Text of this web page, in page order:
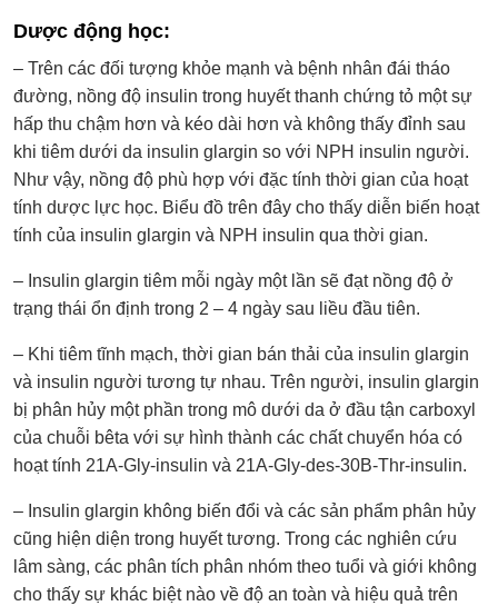
Dược động học:
– Trên các đối tượng khỏe mạnh và bệnh nhân đái tháo
đường, nồng độ insulin trong huyết thanh chứng tỏ một sự
hấp thu chậm hơn và kéo dài hơn và không thấy đỉnh sau
khi tiêm dưới da insulin glargin so với NPH insulin người.
Như vậy, nồng độ phù hợp với đặc tính thời gian của hoạt
tính dược lực học. Biểu đồ trên đây cho thấy diễn biến hoạt
tính của insulin glargin và NPH insulin qua thời gian.
– Insulin glargin tiêm mỗi ngày một lần sẽ đạt nồng độ ở
trạng thái ổn định trong 2 – 4 ngày sau liều đầu tiên.
– Khi tiêm tĩnh mạch, thời gian bán thải của insulin glargin
và insulin người tương tự nhau. Trên người, insulin glargin
bị phân hủy một phần trong mô dưới da ở đầu tận carboxyl
của chuỗi bêta với sự hình thành các chất chuyển hóa có
hoạt tính 21A-Gly-insulin và 21A-Gly-des-30B-Thr-insulin.
– Insulin glargin không biến đổi và các sản phẩm phân hủy
cũng hiện diện trong huyết tương. Trong các nghiên cứu
lâm sàng, các phân tích phân nhóm theo tuổi và giới không
cho thấy sự khác biệt nào về độ an toàn và hiệu quả trên